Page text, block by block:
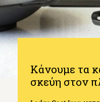
Κάνουμε τα
σκεύη στον